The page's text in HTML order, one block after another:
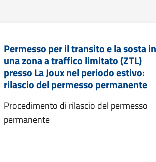
Permesso per il transito e la sosta in
una zona a traffico limitato (ZTL)
presso La Joux nel periodo estivo:
rilascio del permesso permanente
Procedimento di rilascio del permesso
permanente